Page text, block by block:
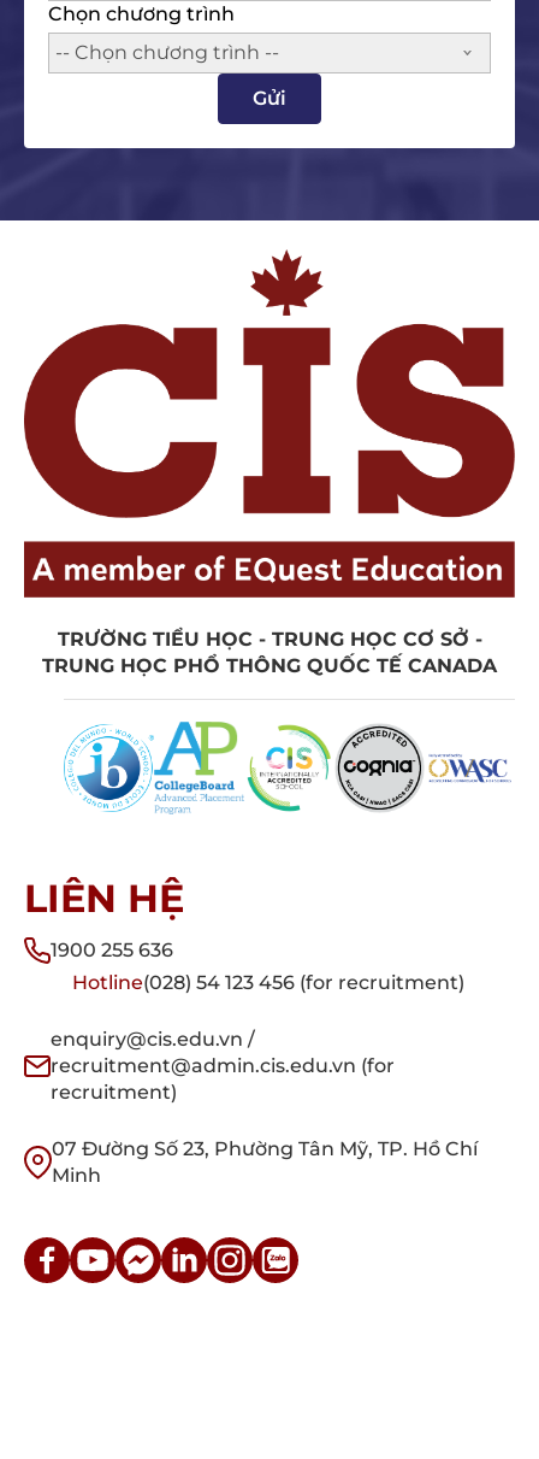
Chọn chương trình
-- Chọn chương trình --
Gửi
TRƯỜNG TIỂU HỌC - TRUNG HỌC CƠ SỞ -
TRUNG HỌC PHỔ THÔNG QUỐC TẾ CANADA
LIÊN HỆ
1900 255 636
Hotline(028) 54 123 456 (for recruitment)
enquiry@cis.edu.vn /
recruitment@admin.cis.edu.vn (for
recruitment)
07 Đường Số 23, Phường Tân Mỹ, TP. Hồ Chí
Minh